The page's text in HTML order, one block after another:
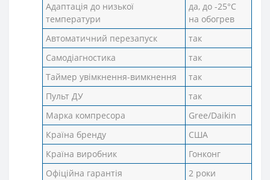
Адаптація до низької
температури
да, до -25°C
на обогрев
Автоматичний перезапуск
так
Самодіагностика
так
Таймер увімкнення-вимкнення
так
Пульт ДУ
так
Марка компресора
Gree/Daikin
Країна бренду
США
Країна виробник
Гонконг
Офіційна гарантія
2 роки